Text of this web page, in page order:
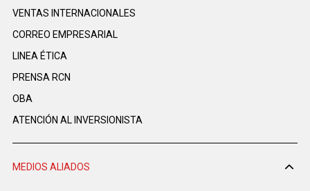
VENTAS INTERNACIONALES
CORREO EMPRESARIAL
LINEA ÉTICA
PRENSA RCN
OBA
ATENCIÓN AL INVERSIONISTA
MEDIOS ALIADOS